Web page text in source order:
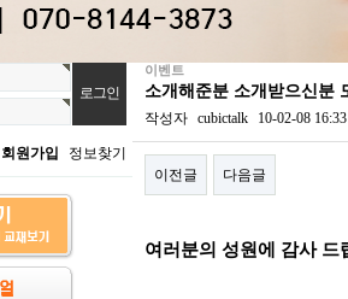
회원가입 정보찾기
이벤트
소개해준분 소개받으신분
작성자 cubictalk 10-02-08 16:33
이전글 다음글
여러분의 성원에 감사 드